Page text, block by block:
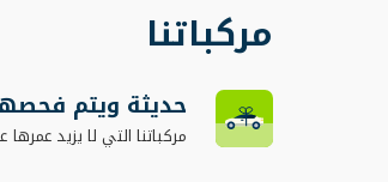
مركباتنا
حديثة ويتم
مركباتنا التي لا يزيد